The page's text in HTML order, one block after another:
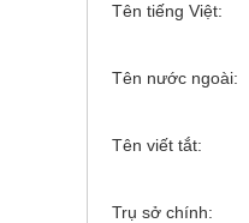
Tên tiếng Việt:
Tên nước ngoài:
Tên viết tắt:
Trụ sở chính: